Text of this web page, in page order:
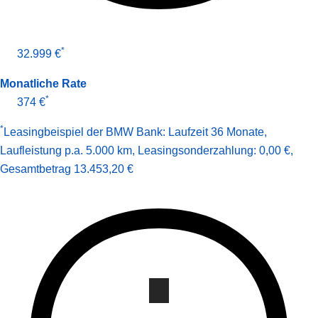
32.999 €*
Monatliche Rate
374 €*
* Leasingbeispiel der BMW Bank: Laufzeit 36 Monate,
Laufleistung p.a. 5.000 km, Leasingsonderzahlung: 0,00 €,
Gesamt­betrag 13.453,20 €